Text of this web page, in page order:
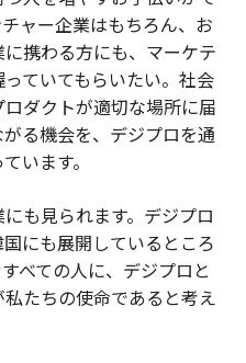
ャー企業はもちろん、お
携わる方にも、マーケテ
ていてもらいたい。社会
ダクトが適切な場所に届
る機会を、デジプロを通
います。
も見られます。デジプロ
にも展開しているところ
べての人に、デジプロと
たちの使命であると考え